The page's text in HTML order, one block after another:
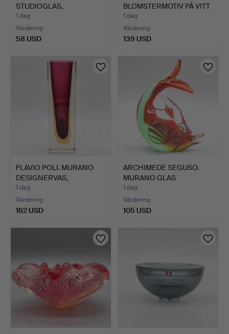
STUDIOGLAS,
GULDFLITTE…
1 dag
Värdering
58 USD
BLOMSTERMOTIV PÅ VITT
GLAS, H…
1 dag
Värdering
139 USD
FLAVIO POLI. MURANO
DESIGNERVAS,
STUDIOGLA…
1 dag
Värdering
162 USD
ARCHIMEDE SEGUSO.
MURANO GLAS
SKULPTUR, FI…
1 dag
Värdering
105 USD